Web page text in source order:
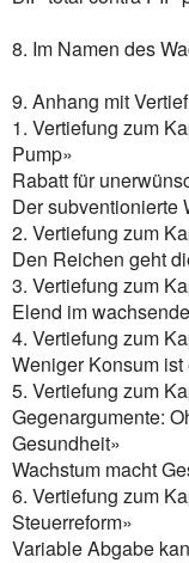
8. Im Namen des
9. Anhang mit
1. Vertiefung zum
Pump»
Rabatt für
Der subventionierte
2. Vertiefung zum
Den Reichen geht
3. Vertiefung zum
Elend im
4. Vertiefung zum
Weniger Konsum ist
5. Vertiefung zum
Gegenargumente:
Gesundheit»
Wachstum macht
6. Vertiefung zum
Steuerreform»
Variable Abgabe